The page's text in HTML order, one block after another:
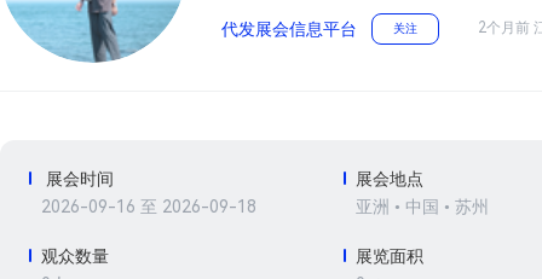
代发展会信息平台 关注 2个月前
展会时间
2026-09-16 至 2026-09-18
展会地点
亚洲 • 中国 • 苏州
观众数量 展览面积